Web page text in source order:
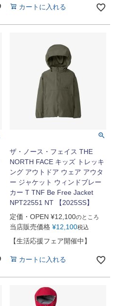
カートに入れる
ザ・ノース・フェイス THE
NORTH FACE キッズ トレッキ
ング アウトドア ウェア アウタ
ー ジャケット ウィンドブレー
カー T TNF Be Free Jacket
NPT22551 NT 【2025SS】
定価・OPEN ¥12,100のところ
当店販売価格 ¥12,100税込
【生活応援フェア開催中】
カートに入れる